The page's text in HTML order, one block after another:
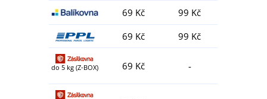
69 Kč
99 Kč
69 Kč
99 Kč
do 5 kg (Z-BOX) 69 Kč -